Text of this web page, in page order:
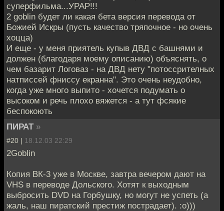
суперфильма...УРАР!!!
2 goblin будет ли какая бета версия перевода от
Божией Искры (пусть качество тряпочное - но очень
хоцца)
И еще - у меня приятель купыв ДВД с башнями и
должен (благодаря моему описанию) объяснять, о
чем базарит Логоваз - на ДВД нету "потоссрителных
натписсей фниссу екранна". Это очень неудобно,
когда уже много выпито - хочется подумать о
высоком и речь плохо вяжется - а тут фсякие
беспокоють
ПИРАТ »
#20 | 18.12.03 22:29
2Goblin
Копия ВК-3 уже в Москве, завтра вечером дают на
VHS в переводе Дольского. Хотят к выходным
выбросить DVD на Горбушку, но могут не успеть (а
жаль, наш пиратский престиж пострадает). :о)))